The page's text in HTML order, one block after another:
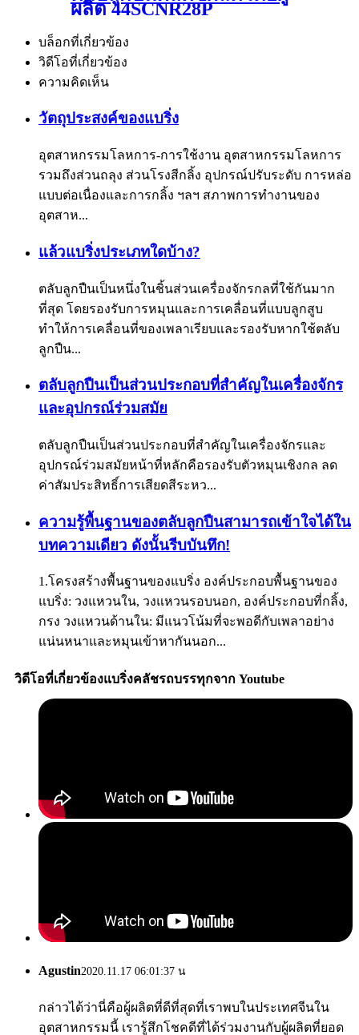
ผลิต 44SCNR28P
บล็อกที่เกี่ยวข้อง
วิดีโอที่เกี่ยวข้อง
ความคิดเห็น
วัตถุประสงค์ของแบริ่ง
อุตสาหกรรมโลหการ-การใช้งาน อุตสาหกรรมโลหการ
รวมถึงส่วนถลุง ส่วนโรงสีกลิ้ง อุปกรณ์ปรับระดับ การหล่อ
แบบต่อเนื่องและการกลิ้ง ฯลฯ สภาพการทำงานของ
อุตสาห...
แล้วแบริ่งประเภทใดบ้าง?
ตลับลูกปืนเป็นหนึ่งในชิ้นส่วนเครื่องจักรกลที่ใช้กันมาก
ที่สุด โดยรองรับการหมุนและการเคลื่อนที่แบบลูกสูบ
ทำให้การเคลื่อนที่ของเพลาเรียบและรองรับหากใช้ตลับ
ลูกปืน...
ตลับลูกปืนเป็นส่วนประกอบที่สำคัญในเครื่องจักร
และอุปกรณ์ร่วมสมัย
ตลับลูกปืนเป็นส่วนประกอบที่สำคัญในเครื่องจักรและ
อุปกรณ์ร่วมสมัยหน้าที่หลักคือรองรับตัวหมุนเชิงกล ลด
ค่าสัมประสิทธิ์การเสียดสีระหว...
ความรู้พื้นฐานของตลับลูกปืนสามารถเข้าใจได้ใน
บทความเดียว ดังนั้นรีบบันทึก!
1.โครงสร้างพื้นฐานของแบริ่ง องค์ประกอบพื้นฐานของ
แบริ่ง: วงแหวนใน, วงแหวนรอบนอก, องค์ประกอบที่กลิ้ง,
กรง วงแหวนด้านใน: มีแนวโน้มที่จะพอดีกับเพลาอย่าง
แน่นหนาและหมุนเข้าหากันนอก...
วิดีโอที่เกี่ยวข้องแบริ่งคลัชรถบรรทุกจาก Youtube
Agustin2020.11.17 06:01:37 น
กล่าวได้ว่านี่คือผู้ผลิตที่ดีที่สุดที่เราพบในประเทศจีนใน
อุตสาหกรรมนี้ เรารู้สึกโชคดีที่ได้ร่วมงานกับผู้ผลิตที่ยอด